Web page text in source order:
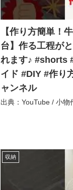
【作り方簡単！
台】作る工程が
れます♪ #shorts
イド #DIY #作り
ャンネル
出典：YouTube / 小物
収納